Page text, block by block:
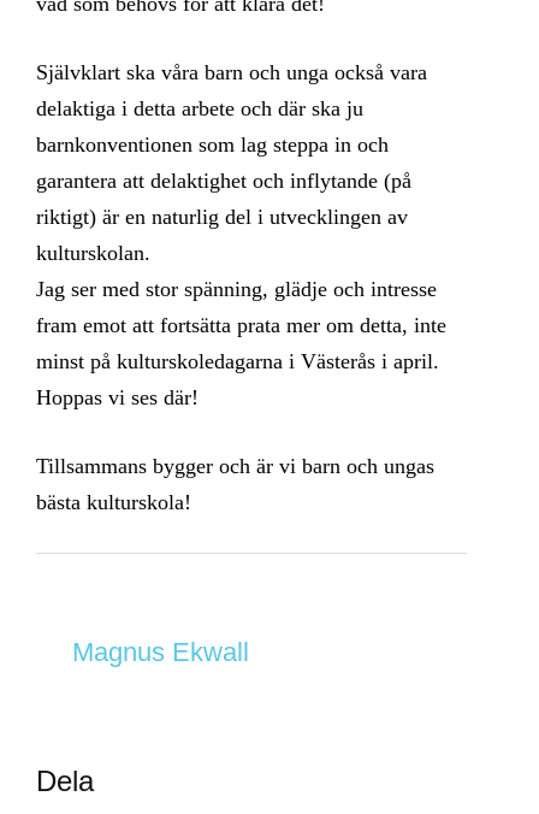
Självklart ska våra barn och unga också vara
delaktiga i detta arbete och där ska ju
barnkonventionen som lag steppa in och
garantera att delaktighet och inflytande (på
riktigt) är en naturlig del i utvecklingen av
kulturskolan.
Jag ser med stor spänning, glädje och intresse
fram emot att fortsätta prata mer om detta, inte
minst på kulturskoledagarna i Västerås i april.
Hoppas vi ses där!
Tillsammans bygger och är vi barn och ungas
bästa kulturskola!
Magnus Ekwall
Dela